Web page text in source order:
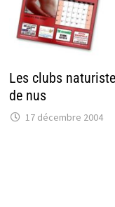
Les clubs
de nus
17 décembre 2004